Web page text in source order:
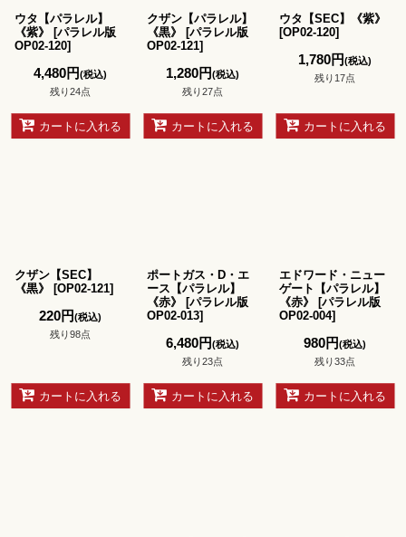
ウタ【パラレル】
《紫》
[パラレル版
OP02-120]
4,480円(税込)
残り24点
カートに入れる
クザン【パラレル】
《黒》
[パラレル版
OP02-121]
1,280円(税込)
残り27点
カートに入れる
ウタ【SEC】《紫》
[OP02-120]
1,780円(税込)
残り17点
カートに入れる
クザン【SEC】
《黒》
[OP02-121]
220円(税込)
残り98点
カートに入れる
ポートガス・D・エ
ース【パラレル】
《赤》
[パラレル版
OP02-013]
6,480円(税込)
残り23点
カートに入れる
エドワード・ニュー
ゲート【パラレル】
《赤》
[パラレル版
OP02-004]
980円(税込)
残り33点
カートに入れる